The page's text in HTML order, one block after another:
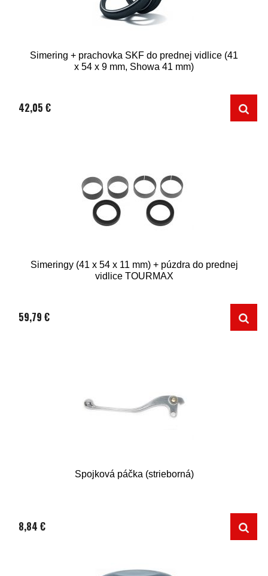
Simering + prachovka SKF do prednej vidlice (41
x 54 x 9 mm, Showa 41 mm)
42,05 €
Simeringy (41 x 54 x 11 mm) + púzdra do prednej
vidlice TOURMAX
59,79 €
Spojková páčka (strieborná)
8,84 €